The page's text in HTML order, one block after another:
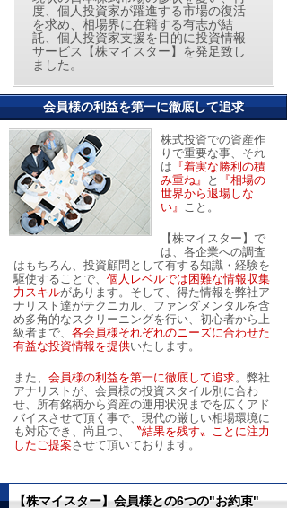
度、個人投資家が躍進する市場の復活
を求め、相場界に在籍する有志が結
託、個人投資家支援を目的に投資情報
サービス【株マイスター】を発足致し
ました。
会員様の利益を第一に徹底して追求
株式投資での資産作
りで重要な事、それ
は 『着実な勝利の積
み重ね』
と
『相場の
世界から退場しな
い』 こと。
【株マイスター】で
は、各企業への調査
はもちろん、投資顧問として有する知識・経験を
駆使することで、 個人レベルでは困難な情報収集
力スキルがあります。そして、得た情報を弊社ア
ナリスト達がテクニカル、ファンダメンタルを含
め多角的なスクリーニングを行い、初心者から上
級者まで、 各会員様それぞれのニーズに合わせた
有益な投資情報を提供いたします。
また、 会員様の利益を第一に徹底して追求。弊社
アナリストが、会員様の投資スタイル別に合わ
せ、所有銘柄から資産の運用状況までを広くアド
バイスさせて頂く事で、現代の厳しい相場環境に
も対応でき、尚且つ、
〝結果を残す〟ことに注力
したご提案させて頂いております。
【株マイスター】会員様との6つの"お約束"